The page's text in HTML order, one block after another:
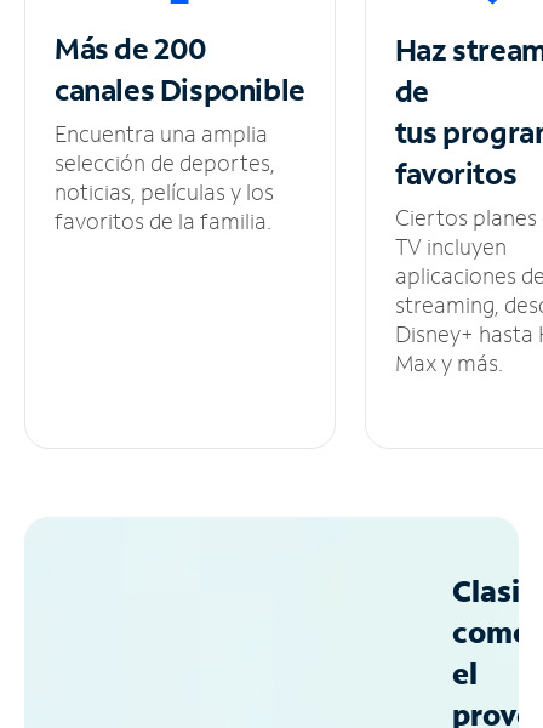
Más de 200
canalesDisponible
Encuentra una amplia
selección de deportes,
noticias, películas y los
favoritos de la familia.
Haz
de
tus
favoritos
Ciertos planes
TV incluyen
aplicaciones
streaming,
Disney+ hasta
Max y más.
como
el